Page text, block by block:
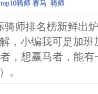
骑师 赛马 骑师
骑师排名榜新鲜出
，小编我可是加
，想赢马者，能
。